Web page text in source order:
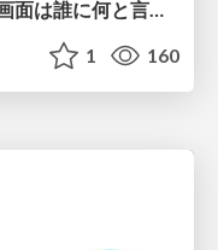
デザインツールを開く前に その画面は誰に何と言わせたい？受託UIデザイナーが顧客解像度を高める 「打ち合わせの場での確かめ方」
1 160